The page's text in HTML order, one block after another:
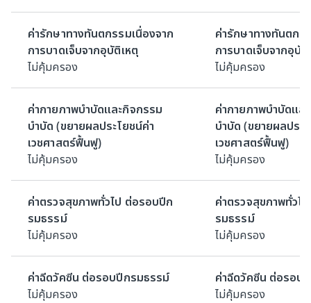
ค่ารักษาทางทันตกรรมเนื่องจาก
การบาดเจ็บจากอุบัติเหตุ
ไม่คุ้มครอง
ค่ากายภาพบำบัดและกิจกรรม
บำบัด (ขยายผลประโยชน์ค่า
เวชศาสตร์ฟื้นฟู)
ไม่คุ้มครอง
ค่าตรวจสุขภาพทั่วไป ต่อรอบปีก
รมธรรม์
ไม่คุ้มครอง
ค่าฉีดวัคซีน ต่อรอบปีกรมธรรม์
ไม่คุ้มครอง
ค่ารักษาทางทันตกร
การบาดเจ็บจากอุบัติ
ไม่คุ้มครอง
ค่ากายภาพบำบัดแล
บำบัด (ขยายผลประ
เวชศาสตร์ฟื้นฟู)
ไม่คุ้มครอง
ค่าตรวจสุขภาพทั่วไ
รมธรรม์
ไม่คุ้มครอง
ค่าฉีดวัคซีน ต่อรอบ
ไม่คุ้มครอง